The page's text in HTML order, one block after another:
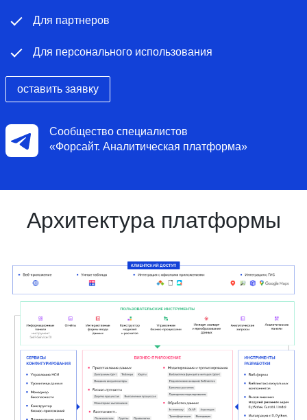
Для партнеров
Для персонального использования
оставить заявку
Сообщество специалистов
«Форсайт. Аналитическая платформа»
Архитектура платформы